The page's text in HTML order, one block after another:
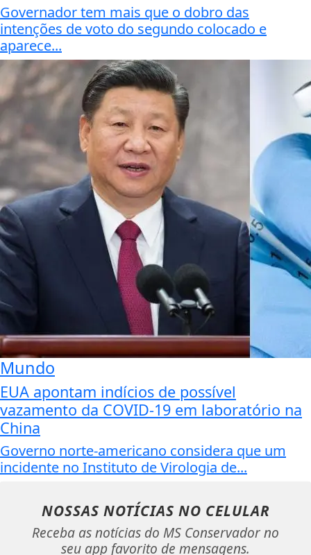
Governador tem mais que o dobro das
intenções de voto do segundo colocado e
aparece...
Mundo
EUA apontam indícios de possível
vazamento da COVID-19 em laboratório na
China
Governo norte-americano considera que um
incidente no Instituto de Virologia de...
NOSSAS NOTÍCIAS NO CELULAR
Receba as notícias do MS Conservador no
seu app favorito de mensagens.